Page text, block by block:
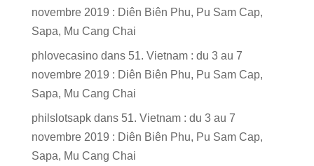
novembre 2019 : Diên Biên Phu, Pu Sam Cap,
Sapa, Mu Cang Chai
phlovecasinodans 51. Vietnam : du 3 au 7
novembre 2019 : Diên Biên Phu, Pu Sam Cap,
Sapa, Mu Cang Chai
philslotsapkdans 51. Vietnam : du 3 au 7
novembre 2019 : Diên Biên Phu, Pu Sam Cap,
Sapa, Mu Cang Chai